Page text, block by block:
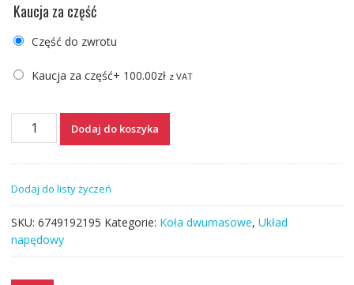
Kaucja za część
Część do zwrotu
Kaucja za część+ 100.00zł z VAT
ilość
Koło
JUMPER
2.2
HDI
Dodaj do koszyka
Dodaj do listy życzeń
SKU: 6749192195 Kategorie: Koła dwumasowe, Układ
napędowy